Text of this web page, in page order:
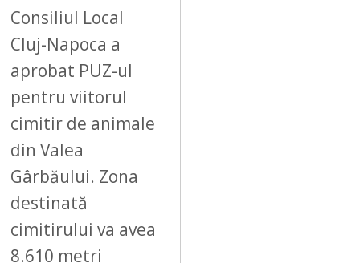
Consiliul Local
Cluj-Napoca a
aprobat PUZ-ul
pentru viitorul
cimitir de animale
din Valea
Gârbăului. Zona
destinată
cimitirului va avea
8.610 metri